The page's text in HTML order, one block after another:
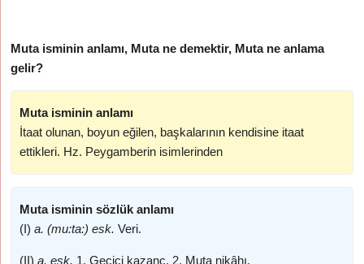
Muta isminin anlamı, Muta ne demektir, Muta ne anlama
gelir?
Muta isminin anlamı
İtaat olunan, boyun eğilen, başkalarının kendisine itaat
ettikleri. Hz. Peygamberin isimlerinden
Muta isminin sözlük anlamı
(I)a. (mu:ta:) esk. Veri.
(II)a. esk. 1. Geçici kazanç. 2. Muta nikâhı.